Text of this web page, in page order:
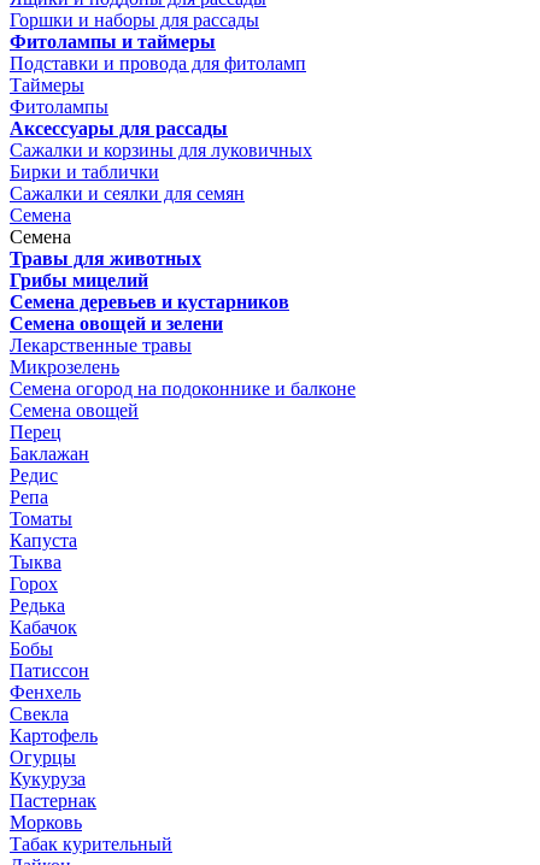
Горшки и наборы для рассады
Фитолампы и таймеры
Подставки и провода для фитоламп
Таймеры
Фитолампы
Аксессуары для рассады
Сажалки и корзины для луковичных
Бирки и таблички
Сажалки и сеялки для семян
Семена
Семена
Травы для животных
Грибы мицелий
Семена деревьев и кустарников
Семена овощей и зелени
Лекарственные травы
Микрозелень
Семена огород на подоконнике и балконе
Семена овощей
Перец
Баклажан
Редис
Репа
Томаты
Капуста
Тыква
Горох
Редька
Кабачок
Бобы
Патиссон
Фенхель
Свекла
Картофель
Огурцы
Кукуруза
Пастернак
Морковь
Табак курительный